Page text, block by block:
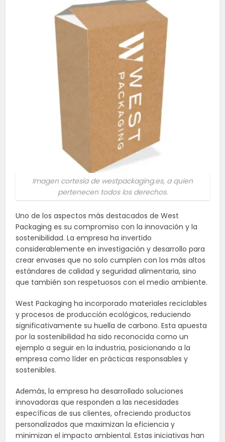
Imagen cortesía de westpackaging.es, a quien
pertenecen todos los derechos.
Uno de los aspectos más destacados de West
Packaging es su compromiso con la innovación y la
sostenibilidad. La empresa ha invertido
considerablemente en investigación y desarrollo para
crear envases que no solo cumplen con los más altos
estándares de calidad y seguridad alimentaria, sino
que también son respetuosos con el medio ambiente.
West Packaging ha incorporado materiales reciclables
y procesos de producción ecológicos, reduciendo
significativamente su huella de carbono. Esta apuesta
por la sostenibilidad ha sido reconocida como un
ejemplo a seguir en la industria, posicionando a la
empresa como líder en prácticas responsables y
sostenibles.
Además, la empresa ha desarrollado soluciones
innovadoras que responden a las necesidades
específicas de sus clientes, ofreciendo productos
personalizados que maximizan la eficiencia y
minimizan el impacto ambiental. Estas iniciativas han